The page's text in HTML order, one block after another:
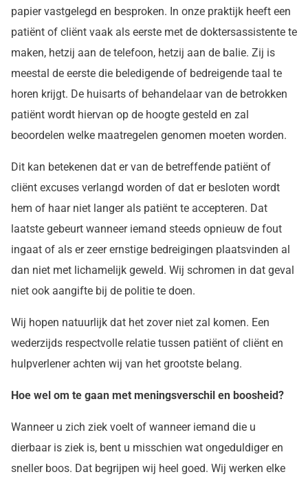
papier vastgelegd en besproken. In onze praktijk heeft een
patiënt of cliënt vaak als eerste met de doktersassistente te
maken, hetzij aan de telefoon, hetzij aan de balie. Zij is
meestal de eerste die beledigende of bedreigende taal te
horen krijgt. De huisarts of behandelaar van de betrokken
patiënt wordt hiervan op de hoogte gesteld en zal
beoordelen welke maatregelen genomen moeten worden.
Dit kan betekenen dat er van de betreffende patiënt of
cliënt excuses verlangd worden of dat er besloten wordt
hem of haar niet langer als patiënt te accepteren. Dat
laatste gebeurt wanneer iemand steeds opnieuw de fout
ingaat of als er zeer ernstige bedreigingen plaatsvinden al
dan niet met lichamelijk geweld. Wij schromen in dat geval
niet ook aangifte bij de politie te doen.
Wij hopen natuurlijk dat het zover niet zal komen. Een
wederzijds respectvolle relatie tussen patiënt of cliënt en
hulpverlener achten wij van het grootste belang.
Hoe wel om te gaan met meningsverschil en boosheid?
Wanneer u zich ziek voelt of wanneer iemand die u
dierbaar is ziek is, bent u misschien wat ongeduldiger en
sneller boos. Dat begrijpen wij heel goed. Wij werken elke